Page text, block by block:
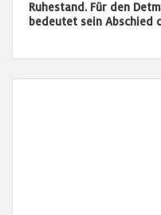
Ruhestand. Für den
bedeutet sein Abschied